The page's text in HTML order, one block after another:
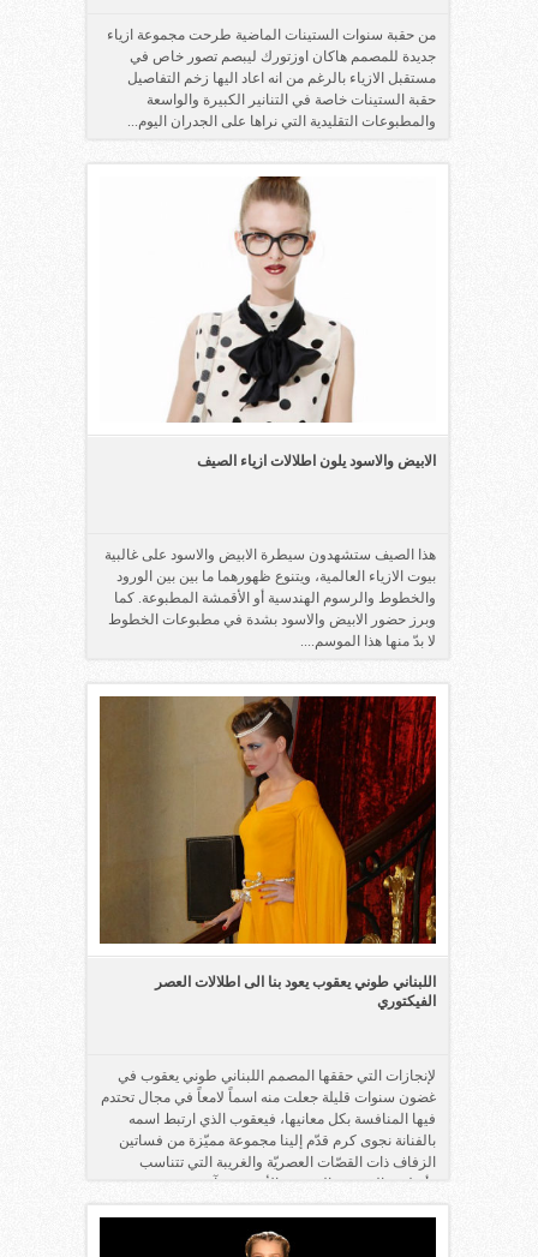
من حقبة سنوات الستينات الماضية طرحت مجموعة ازياء
جديدة للمصمم هاكان اوزتورك ليبصم تصور خاص في
مستقبل الازياء بالرغم من انه اعاد اليها زخم التفاصيل
حقبة الستينات خاصة في التنانير الكبيرة والواسعة
والمطبوعات التقليدية التي نراها على الجدران اليوم...
الابيض والاسود يلون اطلالات ازياء الصيف
هذا الصيف ستشهدون سيطرة الابيض والاسود على غالبية
بيوت الازياء العالمية، ويتنوع ظهورهما ما بين بين الورود
والخطوط والرسوم الهندسية أو الأقمشة المطبوعة. كما
وبرز حضور الابيض والاسود بشدة في مطبوعات الخطوط
لا بدّ منها هذا الموسم....
اللبناني طوني يعقوب يعود بنا الى اطلالات العصر
الفيكتوري
لإنجازات التي حققها المصمم اللبناني طوني يعقوب في
غضون سنوات قليلة جعلت منه اسماً لامعاً في مجال تحتدم
فيها المنافسة بكل معانيها، فيعقوب الذي ارتبط اسمه
بالفنانة نجوى كرم قدّم إلينا مجموعة مميّزة من فساتين
الزفاف ذات القصّات العصريّة والغريبة التي تتناسب
وأسلوب العروس الجريئة والأنيقة في آن.